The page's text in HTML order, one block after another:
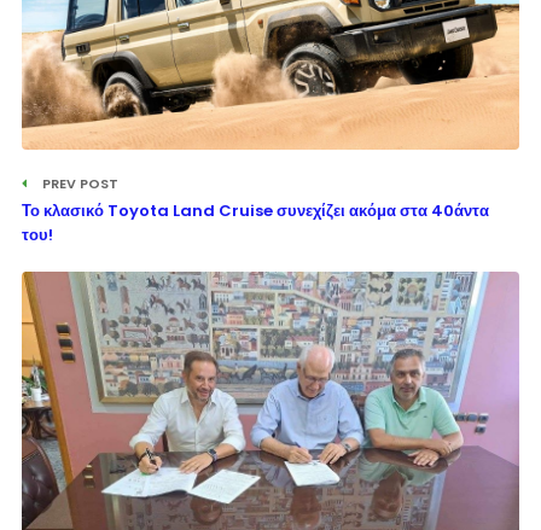
PREV POST
Το κλασικό Toyota Land Cruise συνεχίζει ακόμα στα 40άντα
του!